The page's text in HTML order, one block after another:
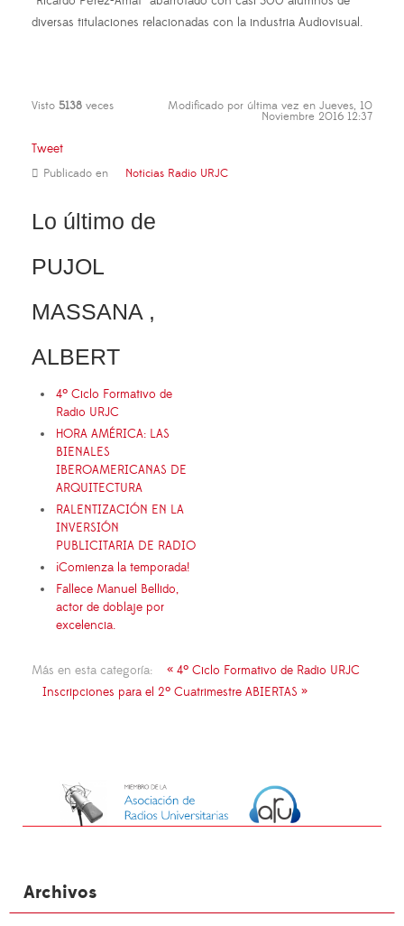
diversas titulaciones relacionadas con la industria Audiovisual.
Visto 5138 veces Modificado por última vez en Jueves, 10
Noviembre 2016 12:37
Tweet
Publicado en Noticias Radio URJC
Lo último de
PUJOL
MASSANA ,
ALBERT
4º Ciclo Formativo de
Radio URJC
HORA AMÉRICA: LAS
BIENALES
IBEROAMERICANAS DE
ARQUITECTURA
RALENTIZACIÓN EN LA
INVERSIÓN
PUBLICITARIA DE RADIO
¡Comienza la temporada!
Fallece Manuel Bellido,
actor de doblaje por
excelencia.
Más en esta categoría:
« 4º Ciclo Formativo de Radio URJC
Inscripciones para el 2º Cuatrimestre ABIERTAS »
Archivos